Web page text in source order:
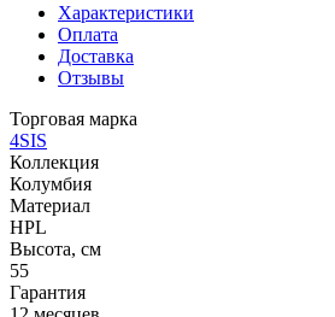
Характеристики
Оплата
Доставка
Отзывы
Торговая марка
4SIS
Коллекция
Колумбия
Материал
HPL
Высота, см
55
Гарантия